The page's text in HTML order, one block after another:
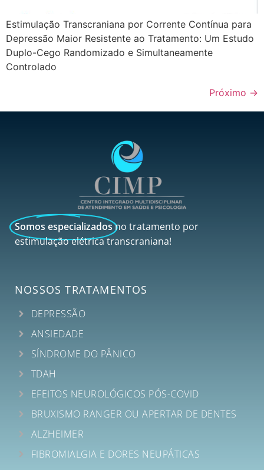
Estimulação Transcraniana por Corrente Contínua para
Depressão Maior Resistente ao Tratamento: Um Estudo
Duplo-Cego Randomizado e Simultaneamente
Controlado
Próximo →
Somos especializadosno tratamento por
estimulação elétrica transcraniana!
NOSSOS TRATAMENTOS
DEPRESSÃO
ANSIEDADE
SÍNDROME DO PÂNICO
TDAH
EFEITOS NEUROLÓGICOS PÓS-COVID
BRUXISMO RANGER OU APERTAR DE DENTES
ALZHEIMER
FIBROMIALGIA E DORES NEUPÁTICAS